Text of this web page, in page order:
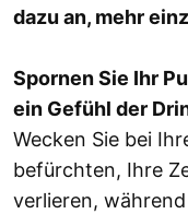
dazu an, mehr
Spornen Sie Ihr
ein Gefühl der
Wecken Sie bei
befürchten, Ihre
verlieren,